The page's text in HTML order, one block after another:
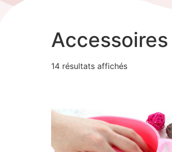
Accessoires
14 résultats affichés